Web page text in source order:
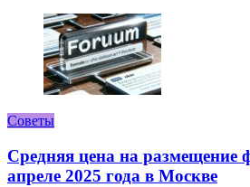
Советы
Средняя цена на размещение
апреле 2025 года в Москве